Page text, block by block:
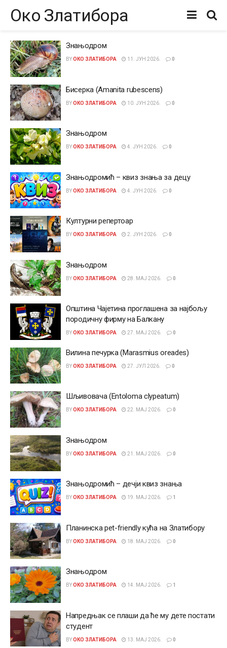
Око Златибора
Знањодром
BYОКО ЗЛАТИБОРА 11. ЈУН 2026. 0
Бисерка (Amanita rubescens)
BYОКО ЗЛАТИБОРА 10. ЈУН 2026. 0
Знањодром
BYОКО ЗЛАТИБОРА 4. ЈУН 2026. 0
Знањодромић – квиз знања за децу
BYОКО ЗЛАТИБОРА 4. ЈУН 2026. 0
Културни репертоар
BYОКО ЗЛАТИБОРА 2. ЈУН 2026. 0
Знањодром
BYОКО ЗЛАТИБОРА 28. МАЈ 2026. 0
Општина Чајетина проглашена за најбољу
породичну фирму на Балкану
BYОКО ЗЛАТИБОРА 27. МАЈ 2026. 0
Вилина печурка (Marasmius oreades)
BYОКО ЗЛАТИБОРА 27. ЈУЛ 2026. 0
Шљивовача (Entoloma clypeatum)
BYОКО ЗЛАТИБОРА 22. МАЈ 2026. 0
Знањодром
BYОКО ЗЛАТИБОРА 21. МАЈ 2026. 0
Знањодромић – дечји квиз знања
BYОКО ЗЛАТИБОРА 19. МАЈ 2026. 1
Планинска pet-friendly кућа на Златибору
BYОКО ЗЛАТИБОРА 18. МАЈ 2026. 0
Знањодром
BYОКО ЗЛАТИБОРА 14. МАЈ 2026. 1
Напредњак се плаши да ће му дете постати
студент
BYОКО ЗЛАТИБОРА 13. МАЈ 2026. 0